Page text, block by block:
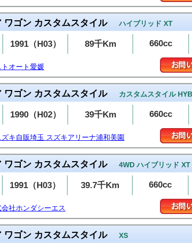
ワゴン カスタムスタイル ハイブリッド XT
1991（H03） 89千Km 660cc
トオート愛媛
ワゴン カスタムスタイル カスタムスタイル
1990（H02） 39千Km 660cc
ズキ自販埼玉 スズキアリーナ浦和美園
ワゴン カスタムスタイル 4WD ハイブリッド XT
1991（H03） 39.7千Km 660cc
社ホンダシーエス
ワゴン カスタムスタイル XS